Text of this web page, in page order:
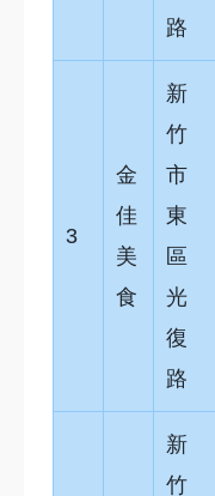
路
3
金
佳
美
食
新
竹
市
東
區
光
復
路
新
竹